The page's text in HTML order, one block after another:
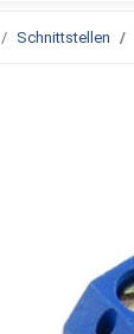
Schnittstellen